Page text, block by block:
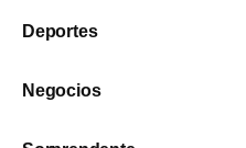
Deportes
Negocios